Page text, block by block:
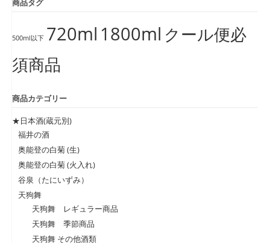
商品タグ
500ml以下 720ml 1800ml クール便必
須商品
商品カテゴリー
★日本酒(蔵元別)
福井の酒
奥能登の白菊 (生)
奥能登の白菊 (火入れ)
谷泉（たにいずみ）
天狗舞
天狗舞 レギュラー商品
天狗舞 季節商品
天狗舞 その他酒類